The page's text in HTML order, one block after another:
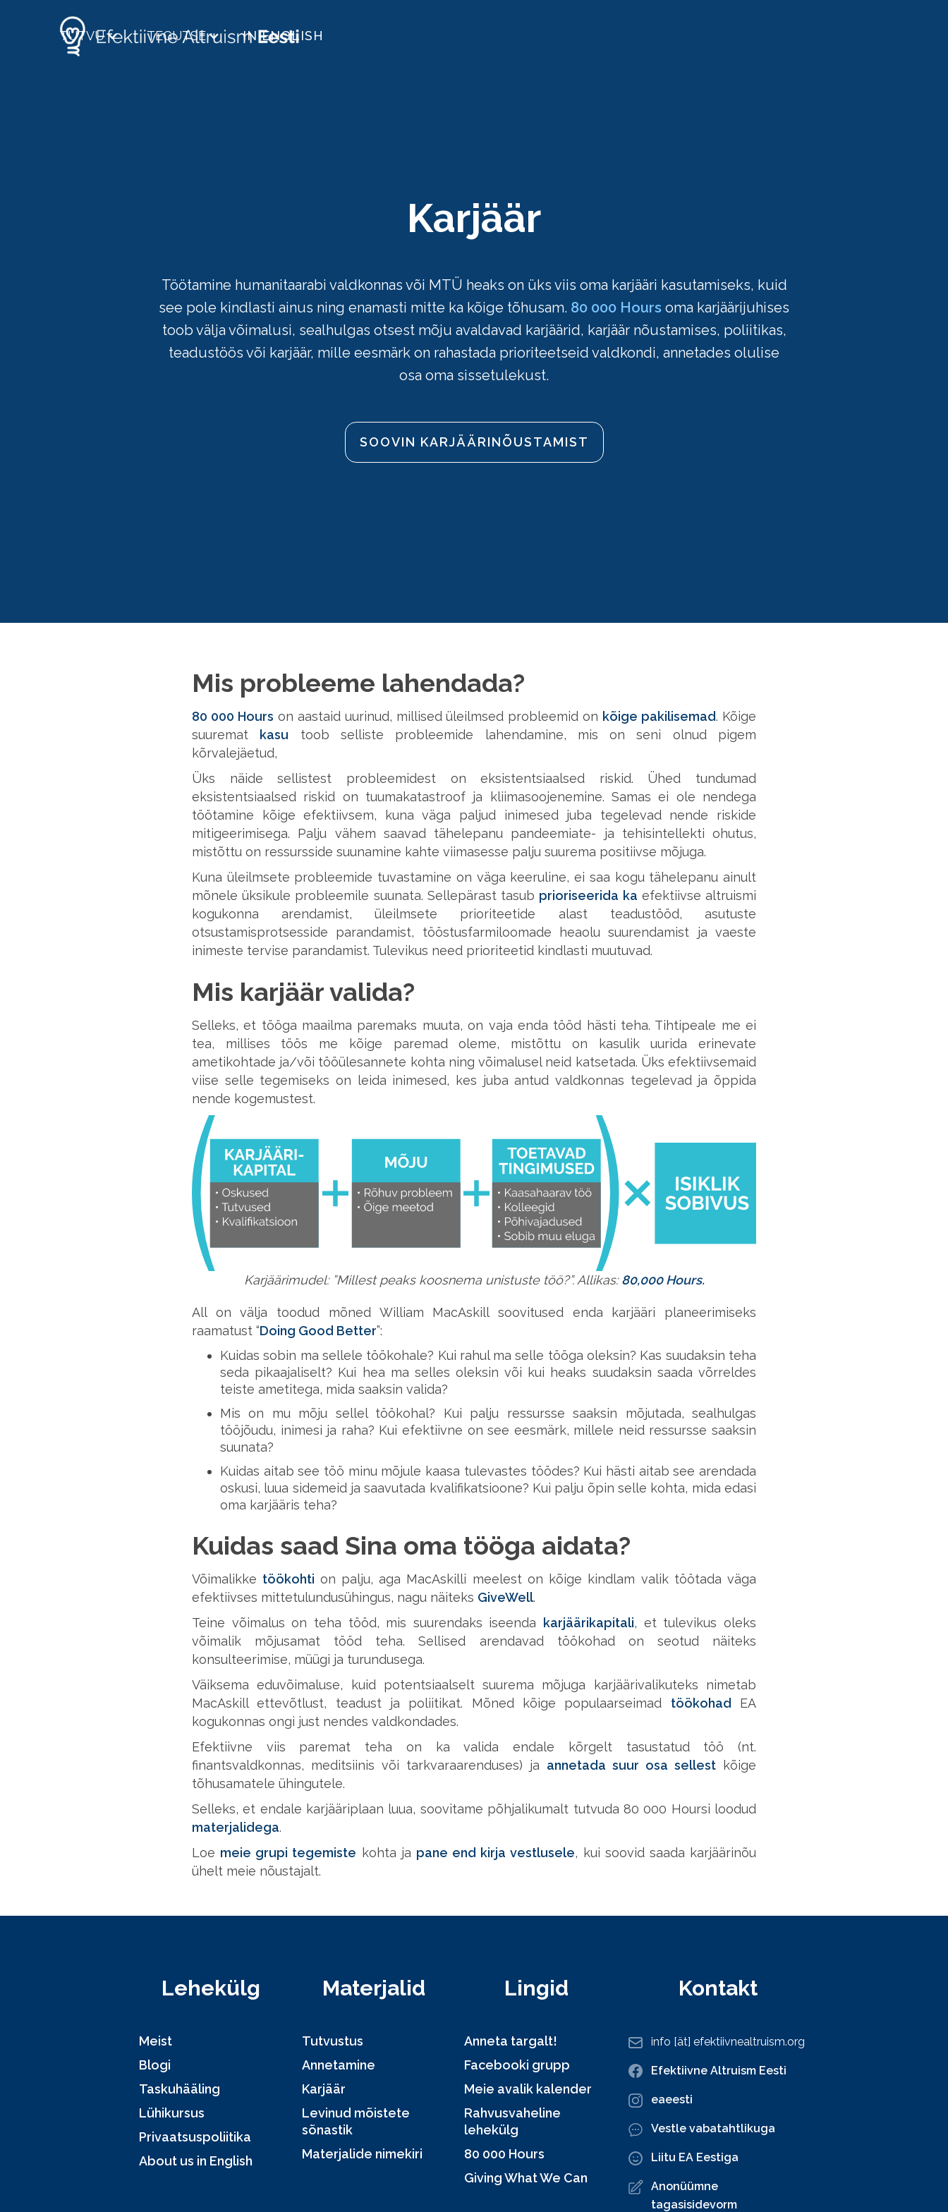
TUTVU TEGUTSE IN ENGLISH
Karjäär
Töötamine humanitaarabi valdkonnas või MTÜ heaks on üks viis oma karjääri kasutamiseks, kuid
see pole kindlasti ainus ning enamasti mitte ka kõige tõhusam. 80 000 Hours oma karjäärijuhises
toob välja võimalusi, sealhulgas otsest mõju avaldavad karjäärid, karjäär nõustamises, poliitikas,
teadustöös või karjäär, mille eesmärk on rahastada prioriteetseid valdkondi, annetades olulise
osa oma sissetulekust.
SOOVIN KARJÄÄRI­NÕUSTAMIST
Mis probleeme lahendada?
80 000 Hours on aastaid uurinud, millised üleilmsed probleemid on kõige pakilisemad. Kõige
suuremat kasu toob selliste probleemide lahendamine, mis on seni olnud pigem
kõrvalejäetud,
Üks näide sellistest probleemidest on eksistentsiaalsed riskid. Ühed tundumad
eksistentsiaalsed riskid on tuumakatastroof ja kliimasoojenemine. Samas ei ole nendega
töötamine kõige efektiivsem, kuna väga paljud inimesed juba tegelevad nende riskide
mitigeerimisega. Palju vähem saavad tähelepanu pandeemiate- ja tehisintellekti ohutus,
mistõttu on ressursside suunamine kahte viimasesse palju suurema positiivse mõjuga.
Kuna üleilmsete probleemide tuvastamine on väga keeruline, ei saa kogu tähelepanu ainult
mõnele üksikule probleemile suunata. Sellepärast tasub prioriseerida ka efektiivse altruismi
kogukonna arendamist, üleilmsete prioriteetide alast teadustööd, asutuste
otsustamisprotsesside parandamist, tööstusfarmiloomade heaolu suurendamist ja vaeste
inimeste tervise parandamist. Tulevikus need prioriteetid kindlasti muutuvad.
Mis karjäär valida?
Selleks, et tööga maailma paremaks muuta, on vaja enda tööd hästi teha. Tihtipeale me ei
tea, millises töös me kõige paremad oleme, mistõttu on kasulik uurida erinevate
ametikohtade ja/või tööülesannete kohta ning võimalusel neid katsetada. Üks efektiivsemaid
viise selle tegemiseks on leida inimesed, kes juba antud valdkonnas tegelevad ja õppida
nende kogemustest.
Karjäärimudel: ”Millest peaks koosnema unistuste töö?”. Allikas:80,000 Hours.
All on välja toodud mõned William MacAskill soovitused enda karjääri planeerimiseks
raamatust “Doing Good Better”:
Kuidas sobin ma sellele töökohale? Kui rahul ma selle tööga oleksin? Kas suudaksin teha
seda pikaajaliselt? Kui hea ma selles oleksin või kui heaks suudaksin saada võrreldes
teiste ametitega, mida saaksin valida?
Mis on mu mõju sellel töökohal? Kui palju ressursse saaksin mõjutada, sealhulgas
tööjõudu, inimesi ja raha? Kui efektiivne on see eesmärk, millele neid ressursse saaksin
suunata?
Kuidas aitab see töö minu mõjule kaasa tulevastes töödes? Kui hästi aitab see arendada
oskusi, luua sidemeid ja saavutada kvalifikatsioone? Kui palju õpin selle kohta, mida edasi
oma karjääris teha?
Kuidas saad Sina oma tööga aidata?
Võimalikke töökohti on palju, aga MacAskilli meelest on kõige kindlam valik töötada väga
efektiivses mittetulundusühingus, nagu näiteks GiveWell.
Teine võimalus on teha tööd, mis suurendaks iseenda
karjäärikapitali, et tulevikus oleks
võimalik mõjusamat tööd teha. Sellised arendavad töökohad on seotud näiteks
konsulteerimise, müügi ja turundusega.
Väiksema eduvõimaluse, kuid potentsiaalselt suurema mõjuga karjäärivalikuteks nimetab
MacAskill ettevõtlust, teadust ja poliitikat. Mõned kõige populaarseimad töökohad EA
kogukonnas ongi just nendes valdkondades.
Efektiivne viis paremat teha on ka valida endale kõrgelt tasustatud töö (nt.
finantsvaldkonnas, meditsiinis või tarkvaraarenduses) ja annetada suur osa sellest kõige
tõhusamatele ühingutele.
Selleks, et endale karjääriplaan luua, soovitame põhjalikumalt tutvuda 80 000 Hoursi loodud
materjalidega.
Loe meie grupi tegemiste kohta ja pane end kirja vestlusele, kui soovid saada karjäärinõu
ühelt meie nõustajalt.
Lehekülg
Meist
Blogi
Taskuhääling
Lühikursus
Privaatsuspoliitika
About us in English
Materjalid
Tutvustus
Annetamine
Karjäär
Levinud mõistete
sõnastik
Materjalide nimekiri
Lingid
Anneta targalt!
Facebooki grupp
Meie avalik kalender
Rahvusvaheline
lehekülg
80 000 Hours
Giving What We Can
Kontakt
info [ät] efektiivnealtruism.org
Efektiivne Altruism Eesti
eaeesti
Vestle vabatahtlikuga
Liitu EA Eestiga
Anonüümne
tagasisidevorm